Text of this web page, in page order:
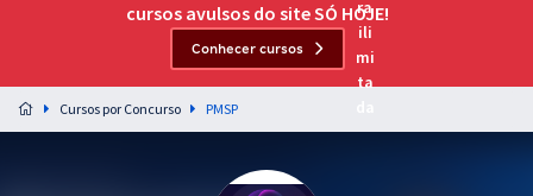
Preparação completa e intensiva para as principais
residências em saúde do Brasil
cursos avulsos do site SÓ HOJE!
Conhecer cursos
Cursos por Concurso PMSP